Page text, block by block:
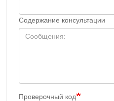
Содержание консультации
Проверочный код